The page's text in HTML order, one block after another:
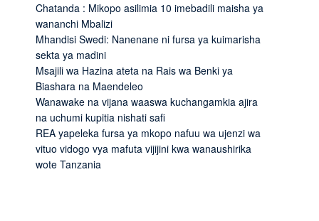
Chatanda : Mikopo asilimia 10 imebadili maisha ya
wananchi Mbalizi
Mhandisi Swedi: Nanenane ni fursa ya kuimarisha
sekta ya madini
Msajili wa Hazina ateta na Rais wa Benki ya
Biashara na Maendeleo
Wanawake na vijana waaswa kuchangamkia ajira
na uchumi kupitia nishati safi
REA yapeleka fursa ya mkopo nafuu wa ujenzi wa
vituo vidogo vya mafuta vijijini kwa wanaushirika
wote Tanzania